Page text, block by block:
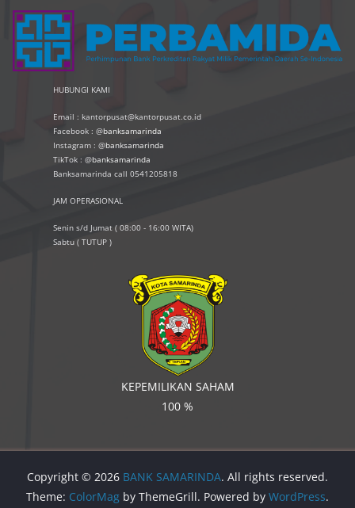
HUBUNGI KAMI
Email : kantorpusat@kantorpusat.co.id
Facebook : @banksamarinda
Instagram : @banksamarinda
TikTok : @banksamarinda
Banksamarinda call 0541205818
JAM OPERASIONAL
Senin s/d Jumat ( 08:00 - 16:00 WITA)
Sabtu ( TUTUP )
KEPEMILIKAN SAHAM
100 %
Copyright © 2026 BANK SAMARINDA. All rights reserved.
Theme: ColorMag by ThemeGrill. Powered by WordPress.